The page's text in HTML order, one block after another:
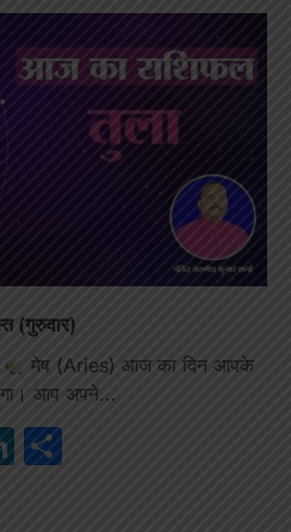
(गुरुवार)
मेष (Aries) आज का दिन आपके
आप अपने…
LinkedIn